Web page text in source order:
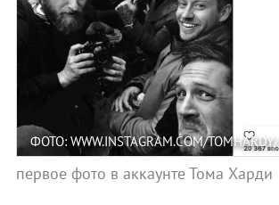
ФОТО: WWW.INSTAGRAM.COM/TOMHARDY/
первое фото в аккаунте Тома Харди